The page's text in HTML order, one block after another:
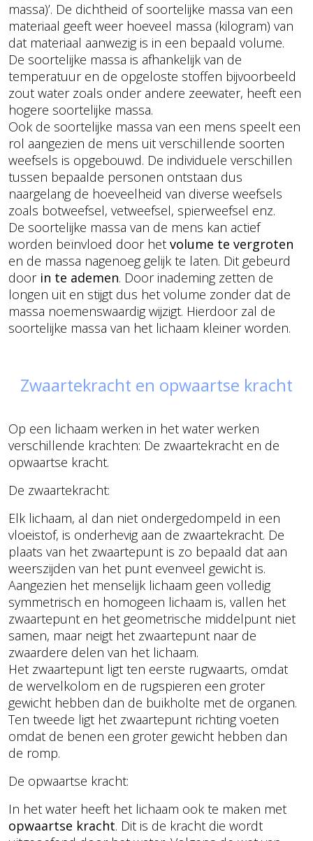
massa)’. De dichtheid of soortelijke massa van een
materiaal geeft weer hoeveel massa (kilogram) van
dat materiaal aanwezig is in een bepaald volume.
De soortelijke massa is afhankelijk van de
temperatuur en de opgeloste stoffen bijvoorbeeld
zout water zoals onder andere zeewater, heeft een
hogere soortelijke massa.
Ook de soortelijke massa van een mens speelt een
rol aangezien de mens uit verschillende soorten
weefsels is opgebouwd. De individuele verschillen
tussen bepaalde personen ontstaan dus
naargelang de hoeveelheid van diverse weefsels
zoals botweefsel, vetweefsel, spierweefsel enz.
De soortelijke massa van de mens kan actief
worden beïnvloed door het volume te vergroten
en de massa nagenoeg gelijk te laten. Dit gebeurd
door in te ademen. Door inademing zetten de
longen uit en stijgt dus het volume zonder dat de
massa noemenswaardig wijzigt. Hierdoor zal de
soortelijke massa van het lichaam kleiner worden.
Zwaartekracht en opwaartse kracht
Op een lichaam werken in het water werken
verschillende krachten: De zwaartekracht en de
opwaartse kracht.
De zwaartekracht:
Elk lichaam, al dan niet ondergedompeld in een
vloeistof, is onderhevig aan de zwaartekracht. De
plaats van het zwaartepunt is zo bepaald dat aan
weerszijden van het punt evenveel gewicht is.
Aangezien het menselijk lichaam geen volledig
symmetrisch en homogeen lichaam is, vallen het
zwaartepunt en het geometrische middelpunt niet
samen, maar neigt het zwaartepunt naar de
zwaardere delen van het lichaam.
Het zwaartepunt ligt ten eerste rugwaarts, omdat
de wervelkolom en de rugspieren een groter
gewicht hebben dan de buikholte met de organen.
Ten tweede ligt het zwaartepunt richting voeten
omdat de benen een groter gewicht hebben dan
de romp.
De opwaartse kracht:
In het water heeft het lichaam ook te maken met
opwaartse kracht. Dit is de kracht die wordt